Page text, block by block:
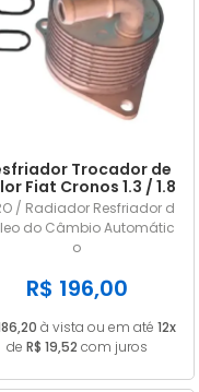
Trocador de
Fiat Cronos 1.3 / 1.8
até .../ 2021
/ Radiador Resfriador d
do Câmbio Automátic
o
R$ 196,00
à vista ou em até 12x
de R$ 19,52 com juros